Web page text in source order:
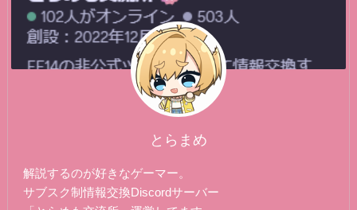
とらまめ
解説するのが好きなゲーマー。
サブスク制情報交換Discordサーバー